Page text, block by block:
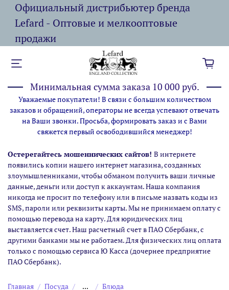
Официальный дистрибьютер бренда
Lefard - Оптовые и мелкооптовые
продажи
Минимальная сумма заказа 10 000 руб.
Уважаемые покупатели! В связи с большим количеством
заказов и обращений, операторы не всегда успевают отвечать
на Ваши звонки. Просьба, формировать заказ и с Вами
свяжется первый освободившийся менеджер!
Остерегайтесь мошеннических сайтов! В интернете
появились копии нашего интернет магазина,созданных
злоумышленниками, чтобы обманом получить ваши личные
данные, деньги или доступ к аккаунтам. Наша компания
никогда не просит по телефону или в письме назвать коды из
SMS, пароли или реквизиты карты. Мы не принимаем оплату с
помощью перевода на карту. Для юридических лиц
выставляется счет. Наш расчетный счет в ПАО Сбербанк, с
другими банками мы не работаем. Для физических лиц оплата
только с помощью сервиса Ю Касса (дочернее предприятие
ПАО Сбербанк).
Главная Посуда ... Блюда